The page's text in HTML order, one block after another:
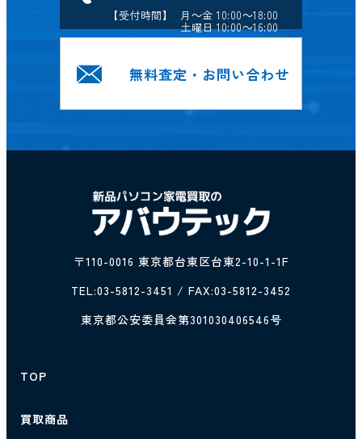
【受付時間】 月～金 10:00～18:00
土曜日 10:00～16:00
無料査定・お問い合わせ
〒110-0016 東京都台東区台東2-10-1-1F
TEL:03-5812-3451 / FAX:03-5812-3452
東京都公安委員会第301030406546号
TOP
買取商品